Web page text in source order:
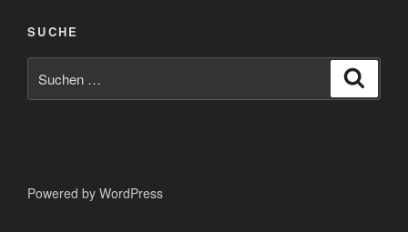
SUCHE
nach:
Powered by WordPress